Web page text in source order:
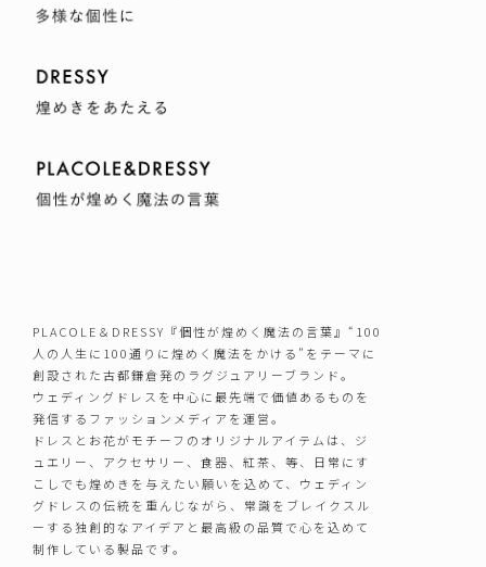
PLACOLE＆DRESSY『個性が煌めく魔法の言葉』“100
人の人生に100通りに煌めく魔法をかける”をテーマに
創設された古都鎌倉発のラグジュアリーブランド。
ウェディングドレスを中心に最先端で価値あるものを
発信するファッションメディアを運営。
ドレスとお花がモチーフのオリジナルアイテムは、ジ
ュエリー、アクセサリー、食器、紅茶、等、日常にす
こしでも煌めきを与えたい願いを込めて、ウェディン
グドレスの伝統を重んじながら、常識をブレイクスル
ーする独創的なアイデアと最高級の品質で心を込めて
制作している製品です。